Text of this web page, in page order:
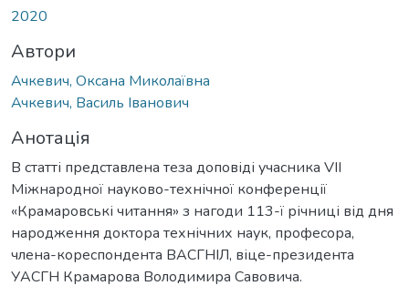
2020
Автори
Ачкевич, Оксана Миколаївна
Ачкевич, Василь Іванович
Анотація
В статті представлена теза доповіді учасника VIІ
Міжнародної науково-технічної конференції
«Крамаровські читання» з нагоди 113-ї річниці від дня
народження доктора технічних наук, професора,
члена-кореспондента ВАСГНІЛ, віце-президента
УАСГН Крамарова Володимира Савовича.